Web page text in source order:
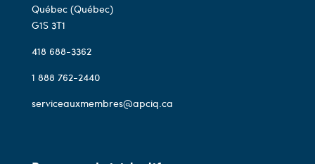
Québec (Québec)
G1S 3T1
418 688-3362
1 888 762-2440
serviceauxmembres@apciq.ca